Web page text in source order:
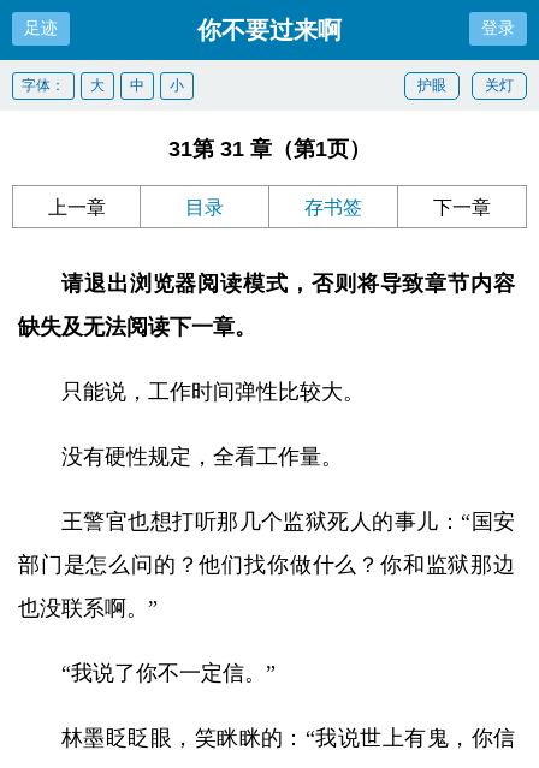
足迹 你不要过来啊 登录
关灯
护眼
字体： 大 中 小
31第 31 章（第1页）
上一章 目录 存书签 下一章
请退出浏览器阅读模式，否则将导致章节内容
缺失及无法阅读下一章。
只能说，工作时间弹性比较大。
没有硬性规定，全看工作量。
王警官也想打听那几个监狱死人的事儿：“国安
部门是怎么问的？他们找你做什么？你和监狱那边
也没联系啊。”
“我说了你不一定信。”
林墨眨眨眼，笑眯眯的：“我说世上有鬼，你信